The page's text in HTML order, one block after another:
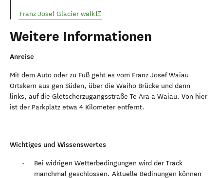
Franz Josef Glacier walk(opens in new window)
Weitere Informationen
Anreise
Mit dem Auto oder zu Fuß geht es vom Franz Josef Waiau
Ortskern aus gen Süden, über die Waiho Brücke und dann
links, auf die Gletscherzugangsstraße Te Ara a Waiau. Von hier
ist der Parkplatz etwa 4 Kilometer entfernt.
Wichtiges und Wissenswertes
Bei widrigen Wetterbedingungen wird der Track
manchmal geschlossen. Aktuelle Bedinungen können